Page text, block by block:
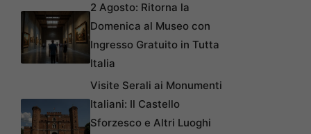
2 Agosto: Ritorna la
Domenica al Museo con
Ingresso Gratuito in Tutta
Italia
Visite Serali ai Monumenti
Italiani: Il Castello
Sforzesco e Altri Luoghi